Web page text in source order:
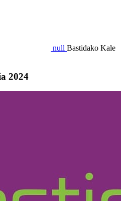
null Bastidako Kale
2024